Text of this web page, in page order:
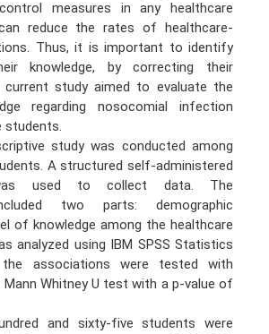
measures in any healthcare
reduce the rates of healthcare-
Thus, it is important to identify
knowledge, by correcting their
current study aimed to evaluate the
regarding nosocomial infection
students.
study was conducted among
A structured self-administered
used to collect data. The
two parts: demographic
of knowledge among the healthcare
analyzed using IBM SPSS Statistics
associations were tested with
Mann Whitney U test with a p-value of
and sixty-five students were